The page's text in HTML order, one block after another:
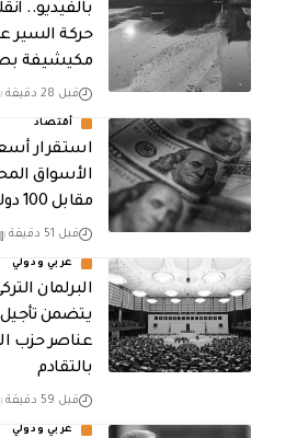
بالفيديو..
حركة السير
مكيشيفة
قبل 28 دقيقة
أقتصاد
استقرار
مقابل 100 دولار
قبل 51 دقيقة
عربي ودولي
البرلمان
يتضمن
عناصر حزب
بالتقادم
قبل 59 دقيقة
عربي ودولي